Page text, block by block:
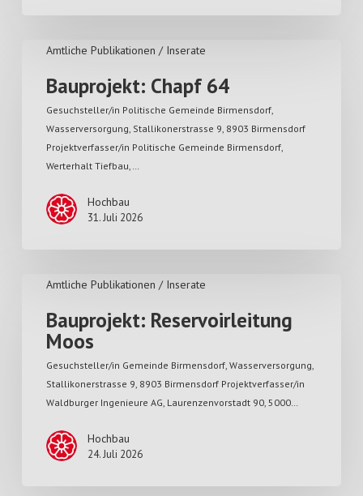
Amtliche Publikationen / Inserate
Bauprojekt: Chapf 64
Gesuchsteller/in Politische Gemeinde Birmensdorf,
Wasserversorgung, Stallikonerstrasse 9, 8903 Birmensdorf
Projektverfasser/in Politische Gemeinde Birmensdorf,
Werterhalt Tiefbau,…
Hochbau
31. Juli 2026
Amtliche Publikationen / Inserate
Bauprojekt: Reservoirleitung
Moos
Gesuchsteller/in Gemeinde Birmensdorf, Wasserversorgung,
Stallikonerstrasse 9, 8903 Birmensdorf Projektverfasser/in
Waldburger Ingenieure AG, Laurenzenvorstadt 90, 5000…
Hochbau
24. Juli 2026